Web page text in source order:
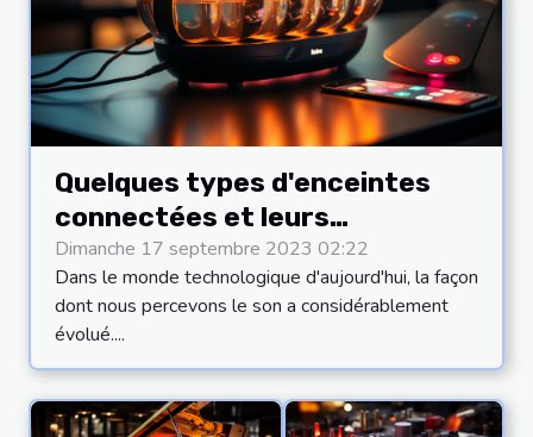
Quelques types d'enceintes
connectées et leurs
caractéristiques
Dimanche 17 septembre 2023 02:22
Dans le monde technologique d'aujourd'hui, la façon
dont nous percevons le son a considérablement
évolué....